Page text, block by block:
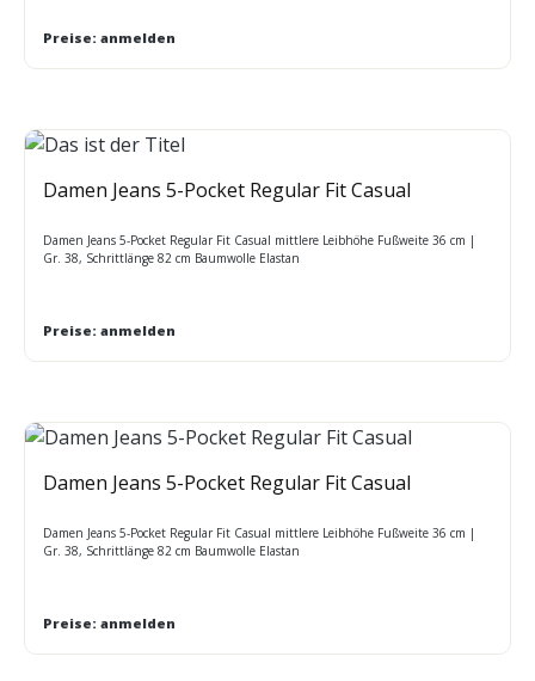
Preise: anmelden
Damen Jeans 5-Pocket Regular Fit Casual
Damen Jeans 5-Pocket Regular Fit Casual mittlere Leibhöhe Fußweite 36 cm |
Gr. 38, Schrittlänge 82 cm Baumwolle Elastan
Preise: anmelden
Damen Jeans 5-Pocket Regular Fit Casual
Damen Jeans 5-Pocket Regular Fit Casual mittlere Leibhöhe Fußweite 36 cm |
Gr. 38, Schrittlänge 82 cm Baumwolle Elastan
Preise: anmelden